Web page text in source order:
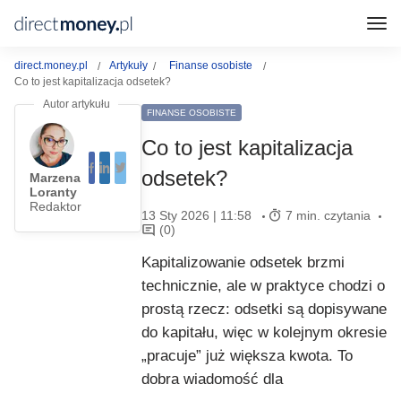
direct.money.pl Artykuły
Finanse osobiste
Co to jest kapitalizacja odsetek?
Marzena
Loranty
Redaktor
FINANSE OSOBISTE
Co to jest kapitalizacja
odsetek?
13 Sty 2026 | 11:58
7 min. czytania
(0)
Kapitalizowanie odsetek brzmi
technicznie, ale w praktyce chodzi o
prostą rzecz: odsetki są dopisywane
do kapitału, więc w kolejnym okresie
„pracuje” już większa kwota. To
dobra wiadomość dla